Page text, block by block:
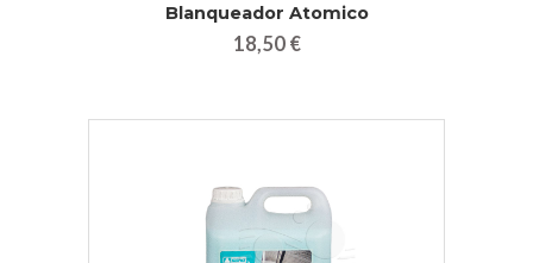
Blanqueador Atomico
18,50 €